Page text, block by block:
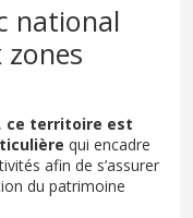
national
ce territoire est
qui encadre
afin de s’assurer
du patrimoine